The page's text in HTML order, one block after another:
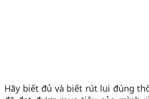
Hãy biết đủ và biết rút lui đúng